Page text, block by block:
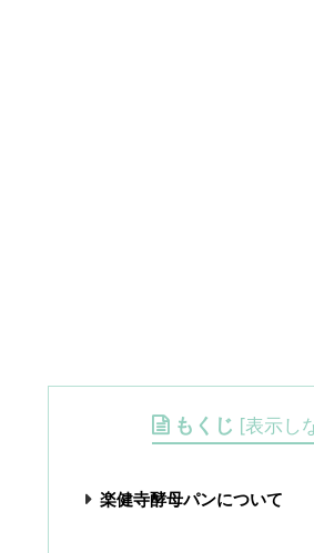
もくじ [表示し
楽健寺酵母パンについて